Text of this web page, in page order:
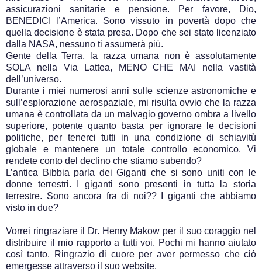
assicurazioni sanitarie e pensione. Per favore, Dio,
BENEDICI l’America. Sono vissuto in povertà dopo che
quella decisione è stata presa. Dopo che sei stato licenziato
dalla NASA, nessuno ti assumerà più.
Gente della Terra, la razza umana non è assolutamente
SOLA nella Via Lattea, MENO CHE MAI nella vastità
dell’universo.
Durante i miei numerosi anni sulle scienze astronomiche e
sull’esplorazione aerospaziale, mi risulta ovvio che la razza
umana è controllata da un malvagio governo ombra a livello
superiore, potente quanto basta per ignorare le decisioni
politiche, per tenerci tutti in una condizione di schiavitù
globale e mantenere un totale controllo economico. Vi
rendete conto del declino che stiamo subendo?
L’antica Bibbia parla dei Giganti che si sono uniti con le
donne terrestri. I giganti sono presenti in tutta la storia
terrestre. Sono ancora fra di noi?? I giganti che abbiamo
visto in due?
Vorrei ringraziare il Dr. Henry Makow per il suo coraggio nel
distribuire il mio rapporto a tutti voi. Pochi mi hanno aiutato
così tanto. Ringrazio di cuore per aver permesso che ciò
emergesse attraverso il suo website.